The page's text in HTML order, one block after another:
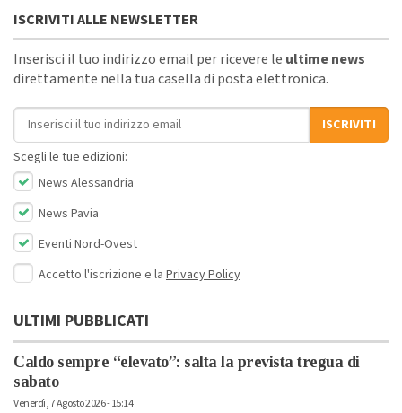
ISCRIVITI ALLE NEWSLETTER
Inserisci il tuo indirizzo email per ricevere le ultime news
direttamente nella tua casella di posta elettronica.
Indirizzo email
ISCRIVITI
Scegli le tue edizioni:
News Alessandria
News Pavia
Eventi Nord-Ovest
Accetto l'iscrizione e la Privacy Policy
ULTIMI PUBBLICATI
Caldo sempre “elevato”: salta la prevista tregua di
sabato
Venerdì, 7 Agosto 2026 - 15:14